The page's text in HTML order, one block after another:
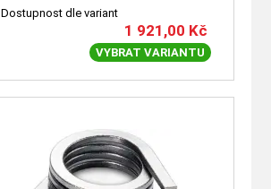
Dostupnost dle variant
1 921,00 Kč
VYBRAT VARIANTU